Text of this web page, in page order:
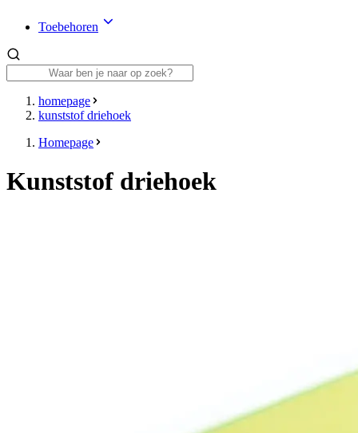
Toebehoren
homepage
kunststof driehoek
Homepage
Kunststof driehoek